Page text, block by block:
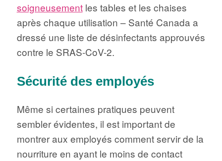
soigneusementles tables et les chaises
après chaque utilisation – Santé Canada a
dressé une liste de désinfectants approuvés
contre le SRAS-CoV-2.
Sécurité des employés
Même si certaines pratiques peuvent
sembler évidentes, il est important de
montrer aux employés comment servir de la
nourriture en ayant le moins de contact